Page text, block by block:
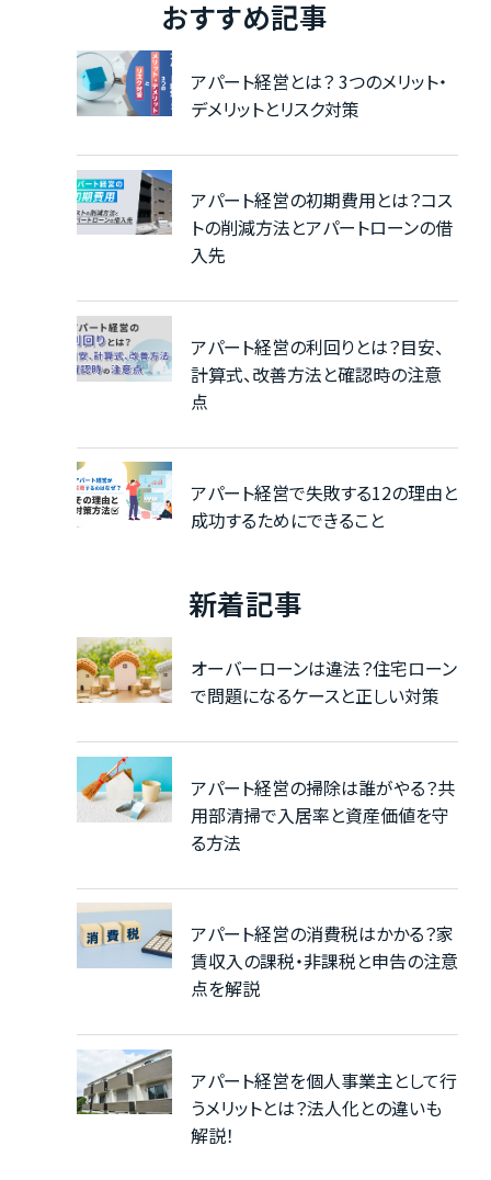
おすすめ記事
アパート経営とは？ 3つのメリット・
デメリットとリスク対策
アパート経営の初期費用とは？コス
トの削減方法とアパートローンの借
入先
アパート経営の利回りとは？目安、
計算式、改善方法と確認時の注意
点
アパート経営で失敗する12の理由と
成功するためにできること
新着記事
オーバーローンは違法？住宅ローン
で問題になるケースと正しい対策
アパート経営の掃除は誰がやる？共
用部清掃で入居率と資産価値を守
る方法
アパート経営の消費税はかかる？家
賃収入の課税・非課税と申告の注意
点を解説
アパート経営を個人事業主として行
うメリットとは？法人化との違いも
解説！